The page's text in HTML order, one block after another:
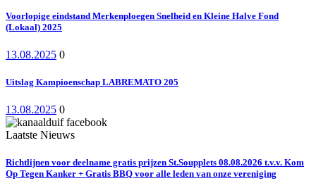
Voorlopige eindstand Merkenploegen Snelheid en Kleine Halve Fond
(Lokaal) 2025
13.08.2025 0
Uitslag Kampioenschap LABREMATO 205
13.08.2025 0
Laatste Nieuws
Richtlijnen voor deelname gratis prijzen St.Soupplets 08.08.2026 t.v.v. Kom
Op Tegen Kanker + Gratis BBQ voor alle leden van onze vereniging